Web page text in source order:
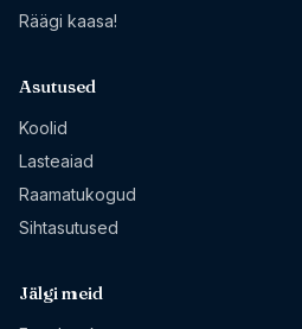
Räägi kaasa!
Asutused
Koolid
Lasteaiad
Raamatukogud
Sihtasutused
Jälgi meid